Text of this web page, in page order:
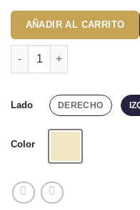
Lado DERECHO
Color
Protector de Sofá
AÑADIR AL CARRITO